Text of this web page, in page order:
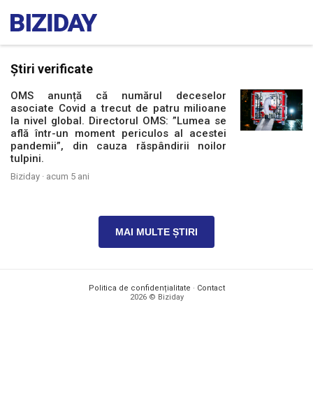
Știri verificate
OMS anunță că numărul deceselor
asociate Covid a trecut de patru milioane
la nivel global. Directorul OMS: ”Lumea se
află într-un moment periculos al acestei
pandemii”, din cauza răspândirii noilor
tulpini.
Biziday · acum 5 ani
MAI MULTE ȘTIRI
Politica de confidențialitate · Contact
2026 © Biziday